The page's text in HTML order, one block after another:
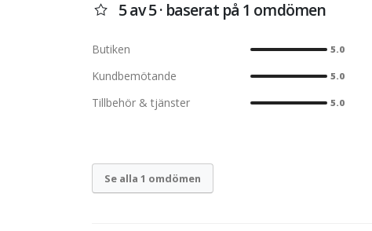
5 av 5 · baserat på 1 omdömen
Butiken 5.0
Kundbemötande 5.0
Tillbehör & tjänster 5.0
Se alla 1 omdömen